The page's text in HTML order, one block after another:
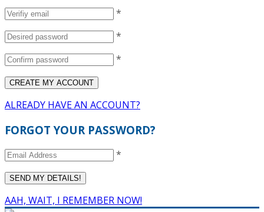
*
*
*
ALREADY HAVE AN ACCOUNT?
FORGOT YOUR PASSWORD?
*
AAH, WAIT, I REMEMBER NOW!